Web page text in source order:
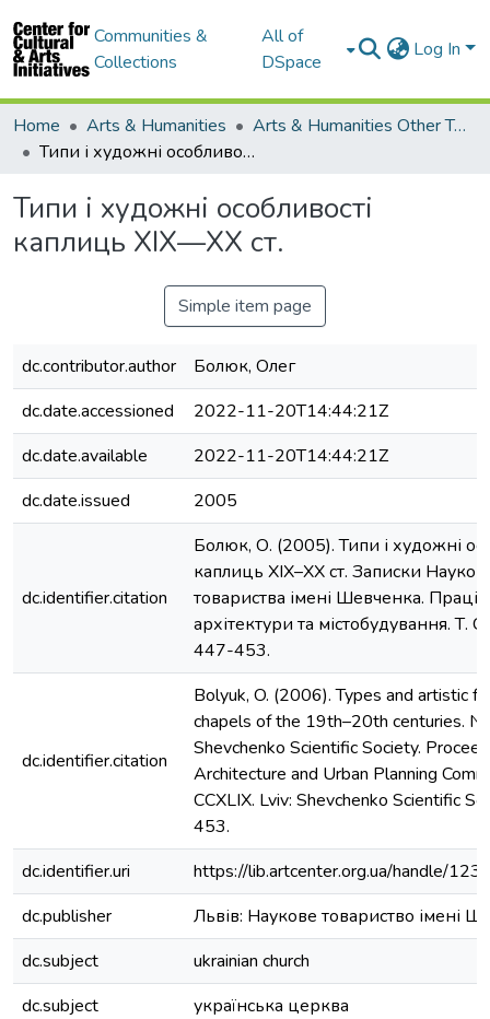
Communities &
Collections
All of
DSpace
Log In
Home Arts & Humanities
Arts & Humanities Other Topics
Типи і художні особливості каплиць ХІХ—ХХ ст.
Типи і художні особливості
каплиць ХІХ—ХХ ст.
Simple item page
dc.contributor.author
Болюк, Олег
dc.date.accessioned
2022-11-20T14:44:21Z
dc.date.available
2022-11-20T14:44:21Z
dc.date.issued
2005
dc.identifier.citation
Болюк, О. (2005). Типи і художні
каплиць ХІХ–ХХ ст. Записки
товариства імені Шевченка. Праці
архітектури та містобудування. Т.
447-453.
dc.identifier.citation
Bolyuk, O. (2006). Types and artistic
chapels of the 19th–20th centuries.
Shevchenko Scientific Society.
Architecture and Urban Planning
ССXLIX. Lviv: Shevchenko Scientific
453.
dc.identifier.uri
https://lib.artcenter.org.ua/handle/
dc.publisher
Львів: Наукове товариство імені
dc.subject
ukrainian church
dc.subject
українська церква